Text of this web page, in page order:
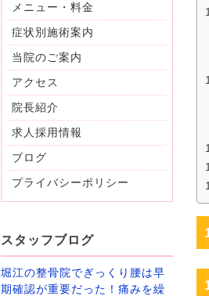
メニュー・料金
症状別施術案内
当院のご案内
アクセス
院長紹介
求人採用情報
ブログ
プライバシーポリシー
スタッフブログ
堀江の整骨院でぎっくり腰は早
期確認が重要だった！痛みを繰